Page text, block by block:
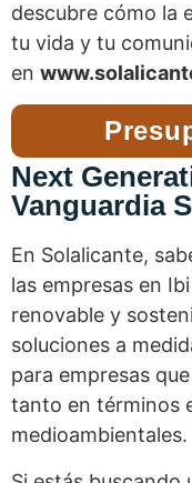
descubre cómo la
tu vida y tu
en
Next
Vanguardia
En Solalicante,
las empresas en
renovable y
soluciones a
para empresas
tanto en términos
medioambientales.